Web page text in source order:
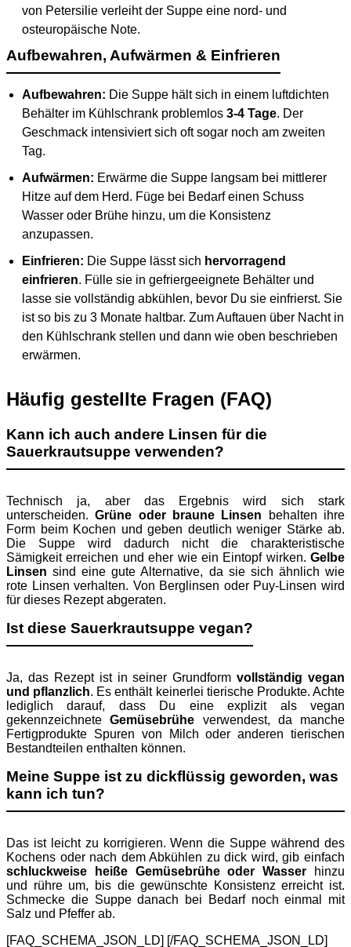
von Petersilie verleiht der Suppe eine nord- und
osteuropäische Note.
Aufbewahren, Aufwärmen & Einfrieren
Aufbewahren: Die Suppe hält sich in einem luftdichten
Behälter im Kühlschrank problemlos 3-4 Tage. Der
Geschmack intensiviert sich oft sogar noch am zweiten
Tag.
Aufwärmen: Erwärme die Suppe langsam bei mittlerer
Hitze auf dem Herd. Füge bei Bedarf einen Schuss
Wasser oder Brühe hinzu, um die Konsistenz
anzupassen.
Einfrieren: Die Suppe lässt sich hervorragend
einfrieren. Fülle sie in gefriergeeignete Behälter und
lasse sie vollständig abkühlen, bevor Du sie einfrierst. Sie
ist so bis zu 3 Monate haltbar. Zum Auftauen über Nacht in
den Kühlschrank stellen und dann wie oben beschrieben
erwärmen.
Häufig gestellte Fragen (FAQ)
Kann ich auch andere Linsen für die
Sauerkrautsuppe verwenden?
Technisch ja, aber das Ergebnis wird sich stark
unterscheiden.Grüne oder braune Linsen behalten ihre
Form beim Kochen und geben deutlich weniger Stärke ab.
Die Suppe wird dadurch nicht die charakteristische
Sämigkeit erreichen und eher wie ein Eintopf wirken. Gelbe
Linsen sind eine gute Alternative, da sie sich ähnlich wie
rote Linsen verhalten. Von Berglinsen oder Puy-Linsen wird
für dieses Rezept abgeraten.
Ist diese Sauerkrautsuppe vegan?
Ja, das Rezept ist in seiner Grundformvollständig vegan
und pflanzlich. Es enthält keinerlei tierische Produkte. Achte
lediglich darauf, dass Du eine explizit als vegan
gekennzeichneteGemüsebrühe verwendest, da manche
Fertigprodukte Spuren von Milch oder anderen tierischen
Bestandteilen enthalten können.
Meine Suppe ist zu dickflüssig geworden, was
kann ich tun?
Das ist leicht zu korrigieren. Wenn die Suppe während des
Kochens oder nach dem Abkühlen zu dick wird, gib einfach
schluckweise heiße Gemüsebrühe oder Wasser hinzu
und rühre um, bis die gewünschte Konsistenz erreicht ist.
Schmecke die Suppe danach bei Bedarf noch einmal mit
Salz und Pfeffer ab.
[FAQ_SCHEMA_JSON_LD] [/FAQ_SCHEMA_JSON_LD]